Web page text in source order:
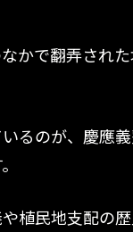
かで翻弄され
るのが、慶應
植民地支配の歴